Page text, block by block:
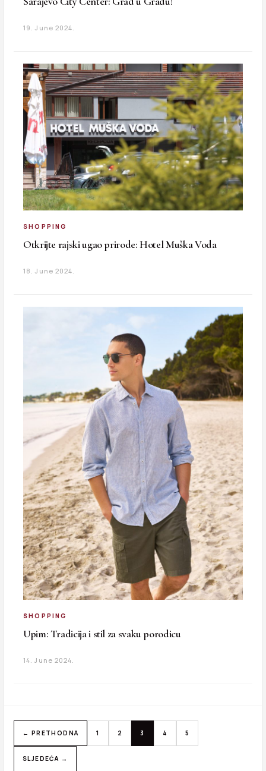
19. June 2024.
SHOPPING
Otkrijte rajski ugao prirode: Hotel Muška Voda
18. June 2024.
SHOPPING
Upim: Tradicija i stil za svaku porodicu
14. June 2024.
← PRETHODNA 1 2 3 4 5
SLJEDEĆA →